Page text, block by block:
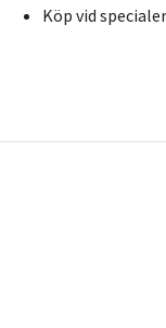
Köp vid